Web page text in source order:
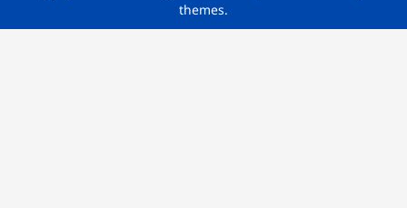
themes.